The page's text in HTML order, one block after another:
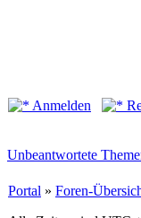
Anmelden
Unbeantwortete
Portal » Foren-